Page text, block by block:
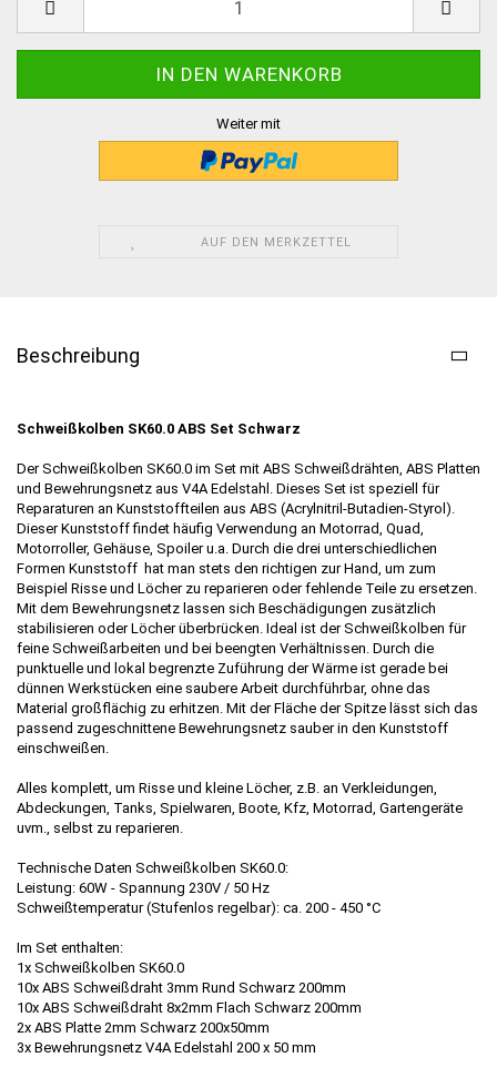
Weiter mit
AUF DEN MERKZETTEL
Beschreibung
Schweißkolben SK60.0 ABS Set Schwarz
Der Schweißkolben SK60.0 im Set mit ABS Schweißdrähten, ABS Platten
und Bewehrungsnetz aus V4A Edelstahl. Dieses Set ist speziell für
Reparaturen an Kunststoffteilen aus ABS (Acrylnitril-Butadien-Styrol).
Dieser Kunststoff findet häufig Verwendung an Motorrad, Quad,
Motorroller, Gehäuse, Spoiler u.a. Durch die drei unterschiedlichen
Formen Kunststoff hat man stets den richtigen zur Hand, um zum
Beispiel Risse und Löcher zu reparieren oder fehlende Teile zu ersetzen.
Mit dem Bewehrungsnetz lassen sich Beschädigungen zusätzlich
stabilisieren oder Löcher überbrücken. Ideal ist der Schweißkolben für
feine Schweißarbeiten und bei beengten Verhältnissen. Durch die
punktuelle und lokal begrenzte Zuführung der Wärme ist gerade bei
dünnen Werkstücken eine saubere Arbeit durchführbar, ohne das
Material großflächig zu erhitzen. Mit der Fläche der Spitze lässt sich das
passend zugeschnittene Bewehrungsnetz sauber in den Kunststoff
einschweißen.
Alles komplett, um Risse und kleine Löcher, z.B. an Verkleidungen,
Abdeckungen, Tanks, Spielwaren, Boote, Kfz, Motorrad, Gartengeräte
uvm., selbst zu reparieren.
Technische Daten Schweißkolben SK60.0:
Leistung: 60W - Spannung 230V / 50 Hz
Schweißtemperatur (Stufenlos regelbar): ca. 200 - 450 °C
Im Set enthalten:
1x Schweißkolben SK60.0
10x ABS Schweißdraht 3mm Rund Schwarz 200mm
10x ABS Schweißdraht 8x2mm Flach Schwarz 200mm
2x ABS Platte 2mm Schwarz 200x50mm
3x Bewehrungsnetz V4A Edelstahl 200 x 50 mm